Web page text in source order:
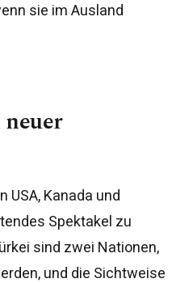
sie im Ausland
USA, Kanada und
Spektakel zu
sind zwei Nationen,
und die Sichtweise